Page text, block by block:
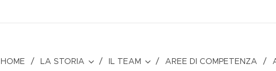
HOME LA STORIA IL TEAM AREE DI COMPETENZA